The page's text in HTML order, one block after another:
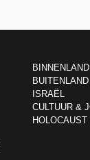
BINNENLAND
BUITENLAND
ISRAËL
CULTUUR &
HOLOCAUST